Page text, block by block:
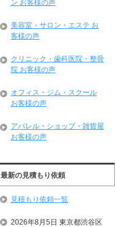
ン お客様の声
美容室・サロン・エステ お
客様の声
クリニック・歯科医院・整骨
院 お客様の声
オフィス・ジム・スクール
お客様の声
アパレル・ショップ・雑貨屋
お客様の声
最新の見積もり依頼
見積もり依頼一覧
2026年8月5日 東京都渋谷区